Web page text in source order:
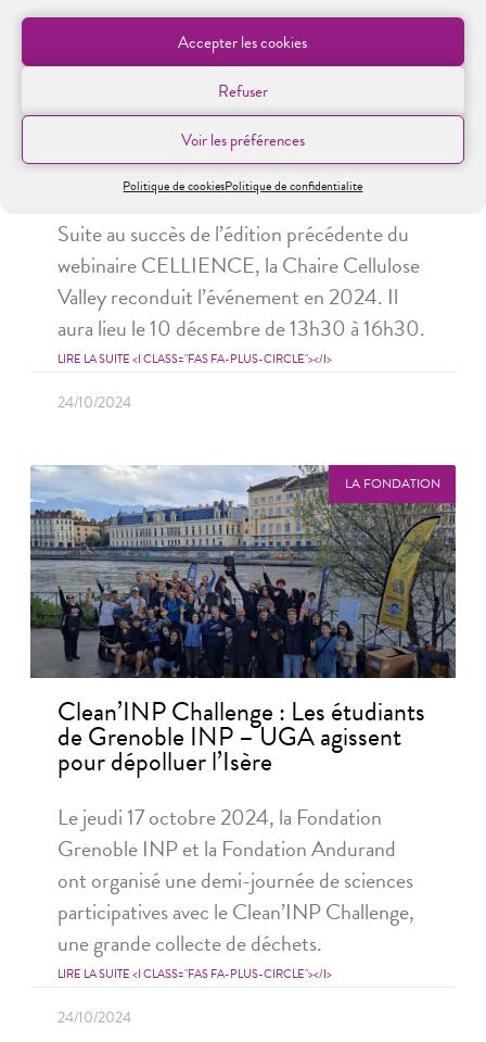
Accepter les cookies
Refuser
Voir les préférences
Politique de cookiesPolitique de confidentialite
Le webinaire CELLIENCE revient le
10 décembre 2024
Suite au succès de l’édition précédente du
webinaire CELLIENCE, la Chaire Cellulose
Valley reconduit l’événement en 2024. Il
aura lieu le 10 décembre de 13h30 à 16h30.
LIRE LA SUITE <I CLASS="FAS FA-PLUS-CIRCLE"></I>
24/10/2024
LA FONDATION
Clean’INP Challenge : Les étudiants
de Grenoble INP – UGA agissent
pour dépolluer l’Isère
Le jeudi 17 octobre 2024, la Fondation
Grenoble INP et la Fondation Andurand
ont organisé une demi-journée de sciences
participatives avec le Clean’INP Challenge,
une grande collecte de déchets.
LIRE LA SUITE <I CLASS="FAS FA-PLUS-CIRCLE"></I>
24/10/2024